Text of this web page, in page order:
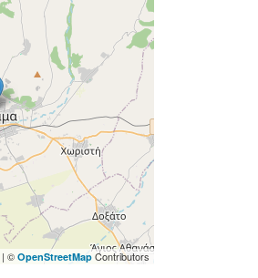
| © OpenStreetMap Contributors